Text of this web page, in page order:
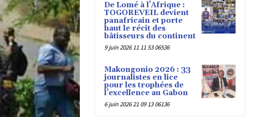
De Lomé à l’Afrique :
TOGOREVEIL devient
panafricain et porte
haut le récit des
bâtisseurs du continent
9 juin 2026 11 11 53 06536
Makongonio 2026 : 33
journalistes en lice
pour les trophées de
l’excellence au Gabon
6 juin 2026 21 09 13 06136